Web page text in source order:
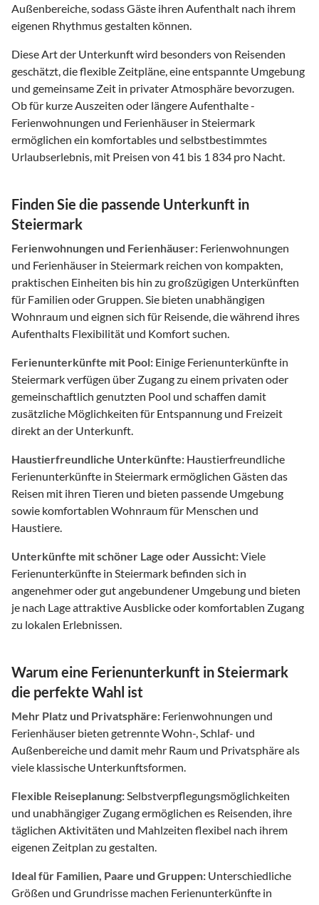
Außenbereiche, sodass Gäste ihren Aufenthalt nach ihrem
eigenen Rhythmus gestalten können.
Diese Art der Unterkunft wird besonders von Reisenden
geschätzt, die flexible Zeitpläne, eine entspannte Umgebung
und gemeinsame Zeit in privater Atmosphäre bevorzugen.
Ob für kurze Auszeiten oder längere Aufenthalte -
Ferienwohnungen und Ferienhäuser in Steiermark
ermöglichen ein komfortables und selbstbestimmtes
Urlaubserlebnis, mit Preisen von 41 bis 1 834 pro Nacht.
Finden Sie die passende Unterkunft in
Steiermark
Ferienwohnungen und Ferienhäuser: Ferienwohnungen
und Ferienhäuser in Steiermark reichen von kompakten,
praktischen Einheiten bis hin zu großzügigen Unterkünften
für Familien oder Gruppen. Sie bieten unabhängigen
Wohnraum und eignen sich für Reisende, die während ihres
Aufenthalts Flexibilität und Komfort suchen.
Ferienunterkünfte mit Pool: Einige Ferienunterkünfte in
Steiermark verfügen über Zugang zu einem privaten oder
gemeinschaftlich genutzten Pool und schaffen damit
zusätzliche Möglichkeiten für Entspannung und Freizeit
direkt an der Unterkunft.
Haustierfreundliche Unterkünfte: Haustierfreundliche
Ferienunterkünfte in Steiermark ermöglichen Gästen das
Reisen mit ihren Tieren und bieten passende Umgebung
sowie komfortablen Wohnraum für Menschen und
Haustiere.
Unterkünfte mit schöner Lage oder Aussicht:Viele
Ferienunterkünfte in Steiermark befinden sich in
angenehmer oder gut angebundener Umgebung und bieten
je nach Lage attraktive Ausblicke oder komfortablen Zugang
zu lokalen Erlebnissen.
Warum eine Ferienunterkunft in Steiermark
die perfekte Wahl ist
Mehr Platz und Privatsphäre: Ferienwohnungen und
Ferienhäuser bieten getrennte Wohn-, Schlaf- und
Außenbereiche und damit mehr Raum und Privatsphäre als
viele klassische Unterkunftsformen.
Flexible Reiseplanung:Selbstverpflegungsmöglichkeiten
und unabhängiger Zugang ermöglichen es Reisenden, ihre
täglichen Aktivitäten und Mahlzeiten flexibel nach ihrem
eigenen Zeitplan zu gestalten.
Ideal für Familien, Paare und Gruppen: Unterschiedliche
Größen und Grundrisse machen Ferienunterkünfte in